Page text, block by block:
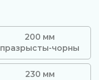
200 мм
празрысты-чорны
230 мм